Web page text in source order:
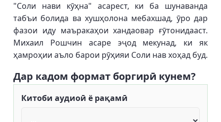
"Соли нави кӯҳна" асарест, ки ба шунаванда
табъи болида ва хушҳолона мебахшад, ӯро дар
фазои иду маъракаҳои хандаовар ғӯтонидааст.
Михаил Рошчин асаре эҷод мекунад, ки як
ҳамроҳии аъло барои рӯҳияи Соли нав хоҳад буд.
Дар кадом формат боргирӣ кунем?
Китоби аудиоӣ ё рақамӣ